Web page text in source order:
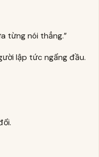
từng nói thẳng.”
lập tức ngẩng đầu.